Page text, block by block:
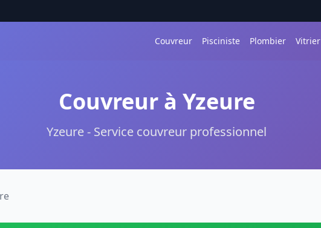
Couvreur Pisciniste Plombier Vitrier
Couvreur à Yzeure
Yzeure - Service couvreur professionnel